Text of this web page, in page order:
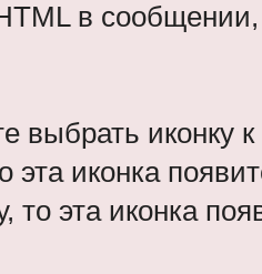
в
выбрать
эта иконка
то эта иконка